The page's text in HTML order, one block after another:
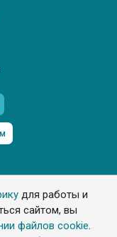
для работы и
сайтом, вы
файлов cookie.
защищены
с обязательной